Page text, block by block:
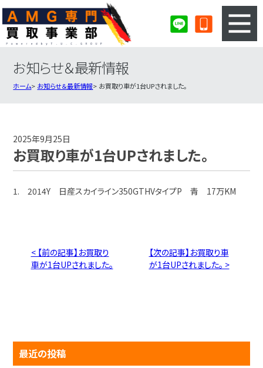
3ステップのカンタン査定
AMG買取実績
お知らせ＆最新情報
ホーム お知らせ＆最新情報 お買取り車が1台UPされました。
2025年9月25日
お買取り車が1台UPされました。
1. 2014Y 日産スカイライン350GTHVタイプP 青 17万KM
< 【前の記事】お買取り
車が1台UPされました。
【次の記事】お買取り車
が1台UPされました。 >
最近の投稿